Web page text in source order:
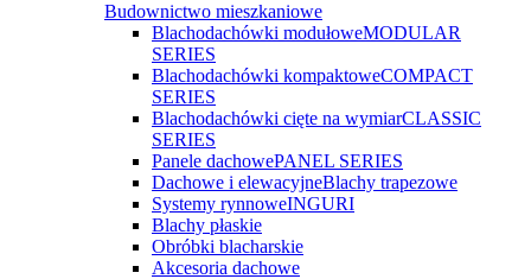
Budownictwo mieszkaniowe
Blachodachówki modułoweMODULAR
SERIES
Blachodachówki kompaktoweCOMPACT
SERIES
Blachodachówki cięte na wymiarCLASSIC
SERIES
Panele dachowePANEL SERIES
Dachowe i elewacyjneBlachy trapezowe
Systemy rynnoweINGURI
Blachy płaskie
Obróbki blacharskie
Akcesoria dachowe